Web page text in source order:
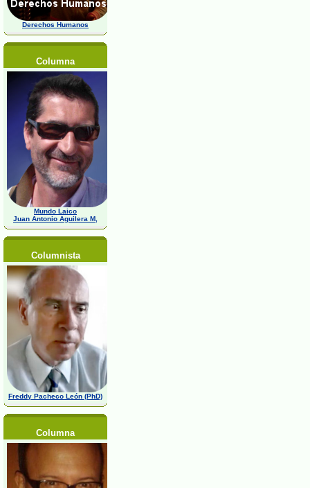
Derechos Humanos
Columna
Mundo Laico
Juan Antonio Aguilera M,
Columnista
Freddy Pacheco León (PhD)
Columna